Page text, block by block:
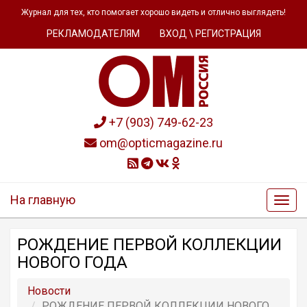
Журнал для тех, кто помогает хорошо видеть и отлично выглядеть!
РЕКЛАМОДАТЕЛЯМ ВХОД \ РЕГИСТРАЦИЯ
+7 (903) 749-62-23
om@opticmagazine.ru
На главную
РОЖДЕНИЕ ПЕРВОЙ КОЛЛЕКЦИИ
НОВОГО ГОДА
Новости